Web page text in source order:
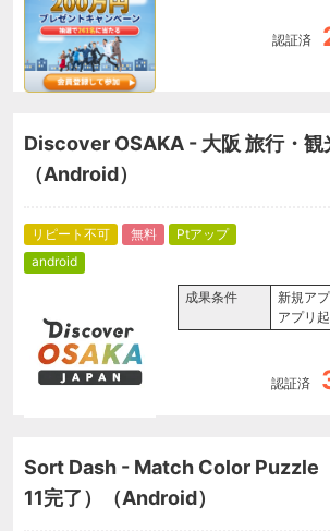
認証済
Discover OSAKA - 大阪 旅行・観
（Android）
リピート不可 無料
Ptアップ
android
成果条件
新規ア
アプリ
認証済
Sort Dash - Match Color Puzzle
11完了）（Android）